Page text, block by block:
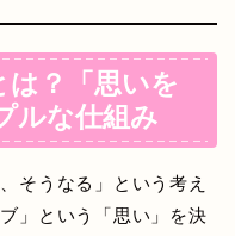
は？「思いを
ルな仕組み
そうなる」という考え
」という「思い」を決